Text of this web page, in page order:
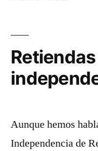
Aunque hemos
Independencia de